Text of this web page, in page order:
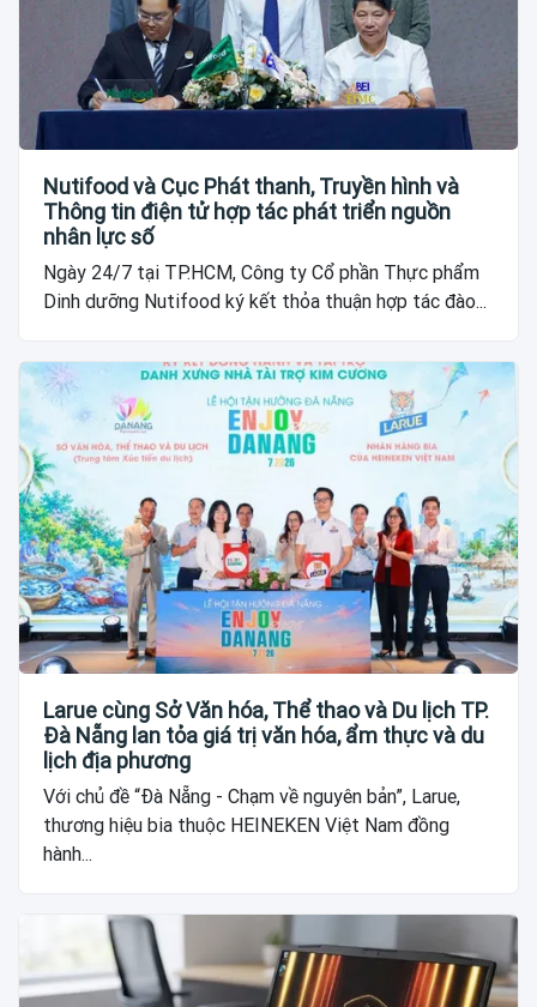
Nutifood và Cục Phát thanh, Truyền hình và
Thông tin điện tử hợp tác phát triển nguồn
nhân lực số
Ngày 24/7 tại TP.HCM, Công ty Cổ phần Thực phẩm
Dinh dưỡng Nutifood ký kết thỏa thuận hợp tác đào...
Larue cùng Sở Văn hóa, Thể thao và Du lịch TP.
Đà Nẵng lan tỏa giá trị văn hóa, ẩm thực và du
lịch địa phương
Với chủ đề “Đà Nẵng - Chạm về nguyên bản”, Larue,
thương hiệu bia thuộc HEINEKEN Việt Nam đồng
hành...